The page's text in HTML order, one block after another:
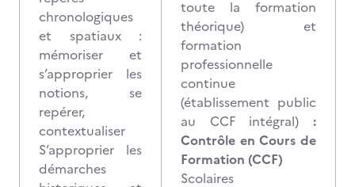
chronologiques
et spatiaux :
mémoriser et
s’approprier les
notions, se
repérer,
contextualiser
S’approprier les
démarches
toute la formation
théorique) et
formation
professionnelle
continue
(établissement public
au CCF intégral) :
Contrôle en Cours de
Formation (CCF)
Scolaires